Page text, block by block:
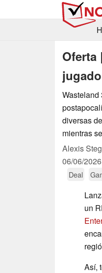
Oferta
Wasteland
diversas
mientras
Alexis
06/06/2026
Deal
un
Así,